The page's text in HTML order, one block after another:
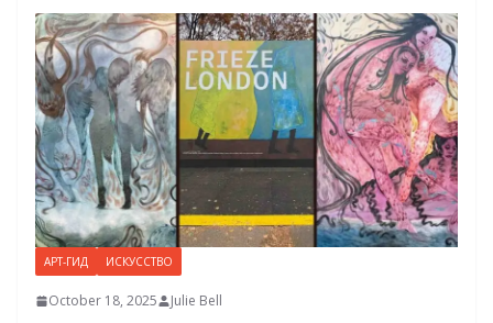
АРТ-ГИД ИСКУССТВО
October 18, 2025 Julie Bell